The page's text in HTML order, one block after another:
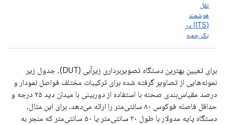
نقل
هوشمند
(ITS) در
یک جعبه
برای تعیین بهترین دستگاه تصویربرداری زیرآبی (DUT)، جدول زیر
نمونه‌هایی از تصاویر گرفته شده برای ترکیبات مختلف فواصل نمودار و
درصد مقیاس‌بندی صحنه با استفاده از دوربینی با میدان دید ۲۵ درجه و
حداقل فاصله فوکوس ۸۰ سانتی‌متر را ارائه می‌دهد. برای این مثال،
دستگاه پایه مدولار با طول ۳۰ سانتی‌متر یا ۵۰ سانتی‌متر که منجر به